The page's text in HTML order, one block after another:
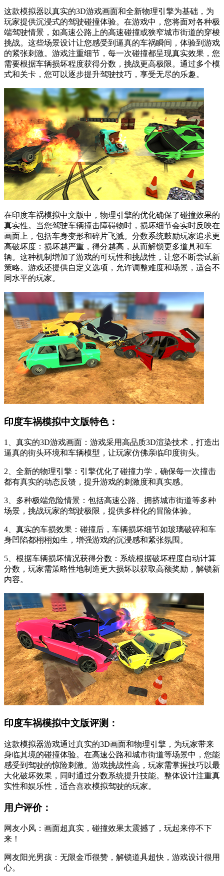
这款模拟器以真实的3D游戏画面和全新物理引擎为基础，为
玩家提供沉浸式的驾驶碰撞体验。在游戏中，您将面对各种极
端驾驶情景，如高速公路上的高速碰撞或狭窄城市街道的穿梭
挑战。这些场景设计让您感受到逼真的车祸瞬间，体验到游戏
的紧张刺激。游戏注重细节，每一次碰撞都呈现真实效果，您
需要根据车辆损坏程度获得分数，挑战更高极限。通过多个模
式和关卡，您可以逐步提升驾驶技巧，享受无尽的乐趣。
在印度车祸模拟中文版中，物理引擎的优化确保了碰撞效果的
真实性。当您驾驶车辆撞击障碍物时，损坏细节会实时反映在
画面上，包括车身变形和碎片飞溅。分数系统鼓励玩家追求更
高破坏度：损坏越严重，得分越高，从而解锁更多道具和车
辆。这种机制增加了游戏的可玩性和挑战性，让您不断尝试新
策略。游戏还提供自定义选项，允许调整难度和场景，适合不
同水平的玩家。
印度车祸模拟中文版特色：
1、真实的3D游戏画面：游戏采用高品质3D渲染技术，打造出
逼真的街头环境和车辆模型，让玩家仿佛亲临印度街头。
2、全新的物理引擎：引擎优化了碰撞力学，确保每一次撞击
都有真实的动态反馈，提升游戏的刺激度和真实感。
3、多种极端危险情景：包括高速公路、拥挤城市街道等多种
场景，挑战玩家的驾驶极限，提供多样化的冒险体验。
4、真实的车损效果：碰撞后，车辆损坏细节如玻璃破碎和车
身凹陷都栩栩如生，增强游戏的沉浸感和紧张氛围。
5、根据车辆损坏情况获得分数：系统根据破坏程度自动计算
分数，玩家需策略性地制造更大损坏以获取高额奖励，解锁新
内容。
印度车祸模拟中文版评测：
这款模拟器游戏通过真实的3D画面和物理引擎，为玩家带来
身临其境的碰撞体验。在高速公路和城市街道等场景中，您能
感受到驾驶的惊险刺激。游戏挑战性高，玩家需掌握技巧以最
大化破坏效果，同时通过分数系统提升技能。整体设计注重真
实性和娱乐性，适合喜欢模拟驾驶的玩家。
用户评价：
网友小风：画面超真实，碰撞效果太震撼了，玩起来停不下
来！
网友阳光男孩：无限金币很赞，解锁道具超快，游戏设计很用
心。